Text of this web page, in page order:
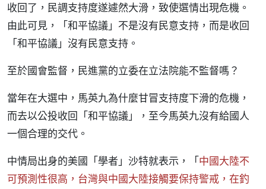
收回了，民調支持度遂遽然大滑，致使選情出現危機。
由此可見，「和平協議」不是沒有民意支持，而是收回
「和平協議」沒有民意支持。
至於國會監督，民進黨的立委在立法院能不監督嗎？
當年在大選中，馬英九為什麼甘冒支持度下滑的危機，
而去以公投收回「和平協議」，至今馬英九沒有給國人
一個合理的交代。
中情局出身的美國「學者」沙特就表示，「中國大陸不
可預測性很高，台灣與中國大陸接觸要保持警戒，在釣